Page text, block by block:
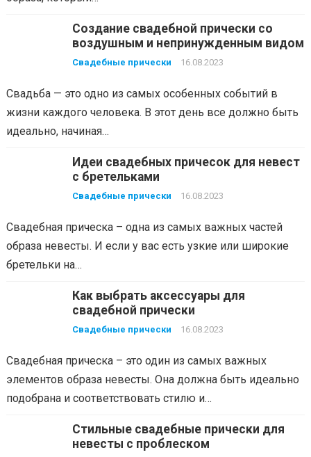
Создание свадебной прически со
воздушным и непринужденным видом
Свадебные прически 16.08.2023
Свадьба — это одно из самых особенных событий в
жизни каждого человека. В этот день все должно быть
идеально, начиная…
Идеи свадебных причесок для невест
с бретельками
Свадебные прически 16.08.2023
Свадебная прическа – одна из самых важных частей
образа невесты. И если у вас есть узкие или широкие
бретельки на…
Как выбрать аксессуары для
свадебной прически
Свадебные прически 16.08.2023
Свадебная прическа – это один из самых важных
элементов образа невесты. Она должна быть идеально
подобрана и соответствовать стилю и…
Стильные свадебные прически для
невесты с проблеском